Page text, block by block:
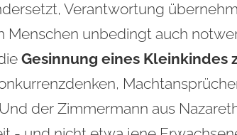
Verantwortung
Menschen unbedingt auch
Gesinnung eines Kleinkindes
der Zimmermann aus